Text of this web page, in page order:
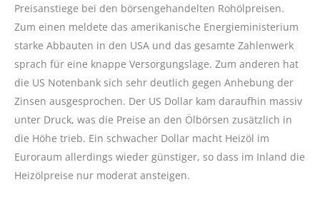
Preisanstiege bei den börsengehandelten Rohölpreisen.
Zum einen meldete das amerikanische Energieministerium
starke Abbauten in den USA und das gesamte Zahlenwerk
sprach für eine knappe Versorgungslage. Zum anderen hat
die US Notenbank sich sehr deutlich gegen Anhebung der
Zinsen ausgesprochen. Der US Dollar kam daraufhin massiv
unter Druck, was die Preise an den Ölbörsen zusätzlich in
die Höhe trieb. Ein schwacher Dollar macht Heizöl im
Euroraum allerdings wieder günstiger, so dass im Inland die
Heizölpreise nur moderat ansteigen.